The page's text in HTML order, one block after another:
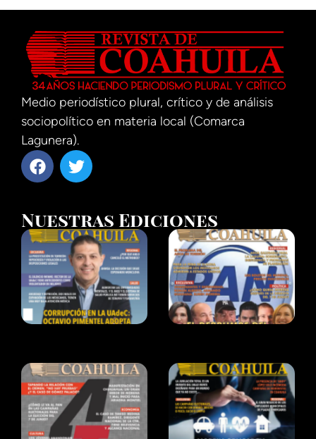
Medio periodístico plural, crítico y de análisis
sociopolítico en materia local (Comarca
Lagunera).
Nuestras Ediciones